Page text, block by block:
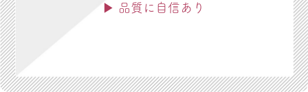
▶ 品質に自信あり